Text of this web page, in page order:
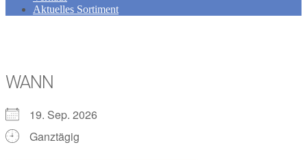
Aktuelles Sortiment
WANN
19. Sep. 2026
Ganztägig